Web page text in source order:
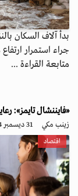
بدأ آلاف السكان
جراء استمرار
متابعة القراءة ...
«فايننشال تايمز»:
زينب مكي 31 ديسمبر 2024 - 12:28
اقتصاد